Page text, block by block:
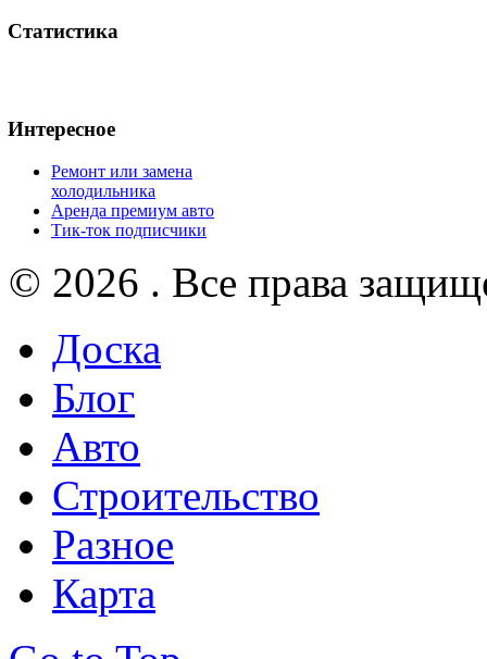
Статистика
Интересное
Ремонт или замена
холодильника
Аренда премиум авто
Тик-ток подписчики
© 2026 . Все права
Доска
Блог
Авто
Строительство
Разное
Карта